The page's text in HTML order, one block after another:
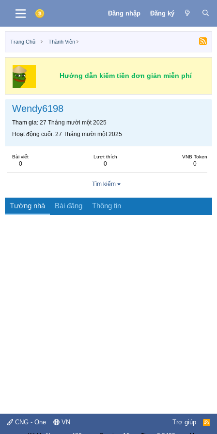
Đăng nhập Đăng ký
Trang Chủ Thành Viên
Hướng dẫn kiếm tiền đơn giản miễn phí
Wendy6198
Tham gia 27 Tháng mười một 2025
Hoạt động cuối 27 Tháng mười một 2025
Bài viết
0
Lượt thích
0
VNB Token
0
Tìm kiếm
Tường nhà Bài đăng Thông tin
CNG - One VN Trợ giúp
R